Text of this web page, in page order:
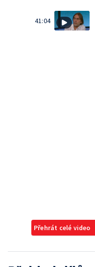
41:04
Přehrát celé video